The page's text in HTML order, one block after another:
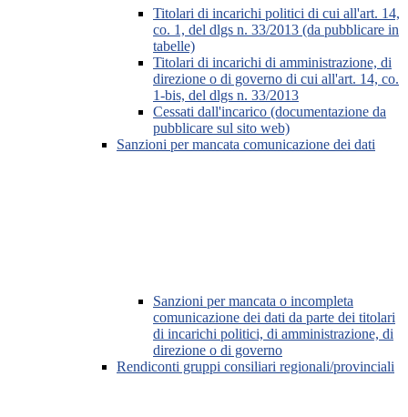
Titolari di incarichi politici di cui all'art. 14,
co. 1, del dlgs n. 33/2013 (da pubblicare in
tabelle)
Titolari di incarichi di amministrazione, di
direzione o di governo di cui all'art. 14, co.
1-bis, del dlgs n. 33/2013
Cessati dall'incarico (documentazione da
pubblicare sul sito web)
Sanzioni per mancata comunicazione dei dati
Sanzioni per mancata o incompleta
comunicazione dei dati da parte dei titolari
di incarichi politici, di amministrazione, di
direzione o di governo
Rendiconti gruppi consiliari regionali/provinciali